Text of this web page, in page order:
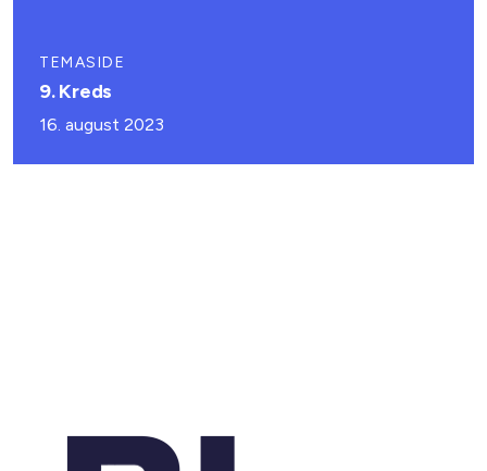
TEMASIDE
9. Kreds
16. august 2023